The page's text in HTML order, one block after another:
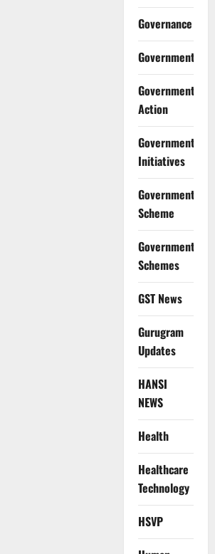
Governance
Government
Government
Action
Government
Initiatives
Government
Scheme
Government
Schemes
GST News
Gurugram
Updates
HANSI
NEWS
Health
Healthcare
Technology
HSVP